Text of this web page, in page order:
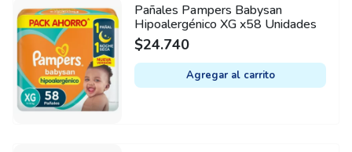
Pañales Pampers Babysan
Hipoalergénico XG x58 Unidades
$24.740
Agregar al carrito